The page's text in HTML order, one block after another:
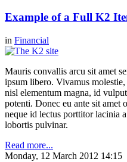
Example of a Full K2
in Financial
Mauris convallis arcu sit amet
ipsum libero. Vivamus
nisl elementum magna, id
potenti. Donec eu ante sit amet
neque id lectus porttitor lacinia
lobortis pulvinar.
Read more...
Monday, 12 March 2012 14:15